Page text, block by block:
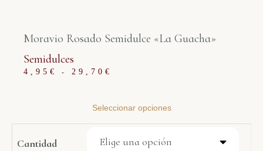
Moravio Rosado Semidulce «La Guacha»
Semidulces
4,95 € - 29,70 €
Seleccionar opciones
Cantidad